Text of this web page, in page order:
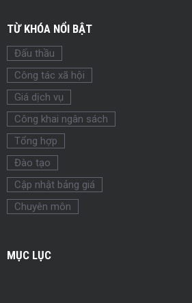
TỪ KHÓA NỔI BẬT
Đấu thầu
Công tác xã hội
Giá dịch vụ
Công khai ngân sách
Tổng hợp
Đào tạo
Cập nhật bảng giá
Chuyên môn
MỤC LỤC